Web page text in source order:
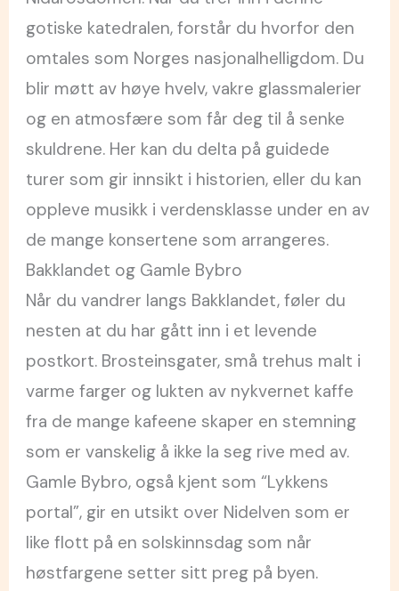
gotiske katedralen, forstår du hvorfor den
omtales som Norges nasjonalhelligdom. Du
blir møtt av høye hvelv, vakre glassmalerier
og en atmosfære som får deg til å senke
skuldrene. Her kan du delta på guidede
turer som gir innsikt i historien, eller du kan
oppleve musikk i verdensklasse under en av
de mange konsertene som arrangeres.
Bakklandet og Gamle Bybro
Når du vandrer langs Bakklandet, føler du
nesten at du har gått inn i et levende
postkort. Brosteinsgater, små trehus malt i
varme farger og lukten av nykvernet kaffe
fra de mange kafeene skaper en stemning
som er vanskelig å ikke la seg rive med av.
Gamle Bybro, også kjent som “Lykkens
portal”, gir en utsikt over Nidelven som er
like flott på en solskinnsdag som når
høstfargene setter sitt preg på byen.